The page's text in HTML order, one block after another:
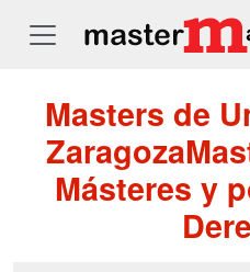
Masters de
Másteres y